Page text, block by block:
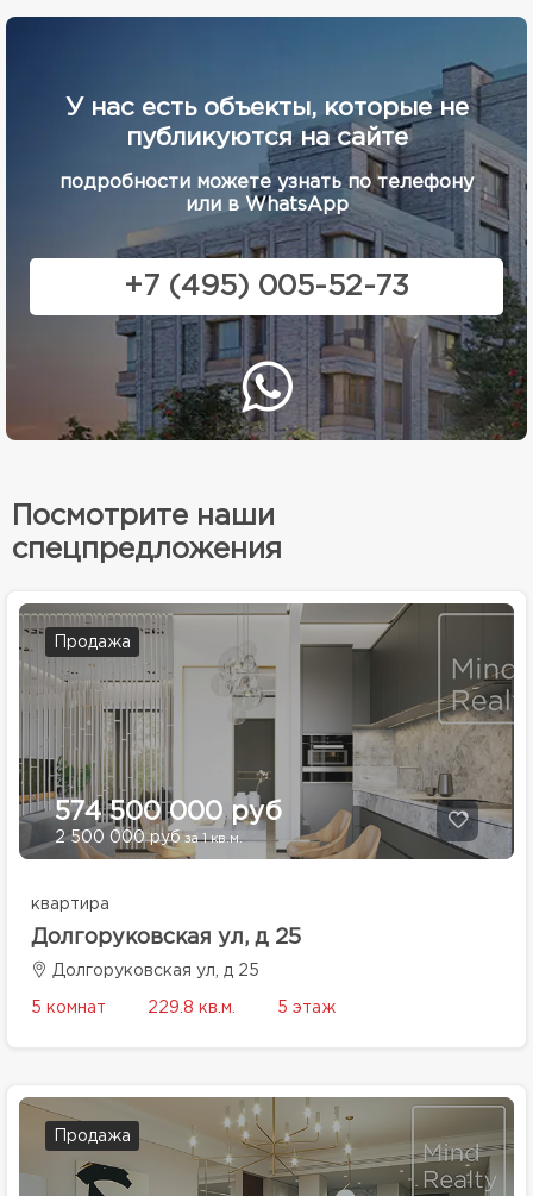
У нас есть объекты, которые не
публикуются на сайте
подробности можете узнать по телефону
или в WhatsApp
+7 (495) 005-52-73
Посмотрите наши
спецпредложения
Продажа
574 500 000 руб
2 500 000 руб за 1 кв.м.
квартира
Долгоруковская ул, д 25
Долгоруковская ул, д 25
5 комнат 229.8 кв.м. 5 этаж
Продажа